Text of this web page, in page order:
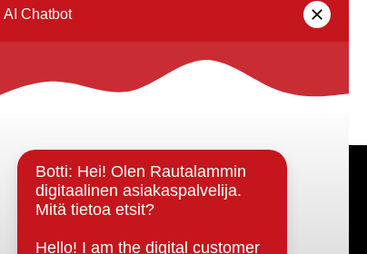
tietojen oikeellisuudesta.
ja lähidemokratia
esityslistat & pöytäkirjat